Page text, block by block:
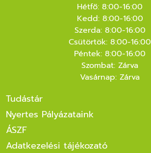
Hétfő: 8:00-16:00
Kedd: 8:00-16:00
Szerda: 8:00-16:00
Csütörtök: 8:00-16:00
Péntek: 8:00-16:00
Szombat: Zárva
Vasárnap: Zárva
Tudástár
Nyertes Pályázataink
ÁSZF
Adatkezelési tájékozató